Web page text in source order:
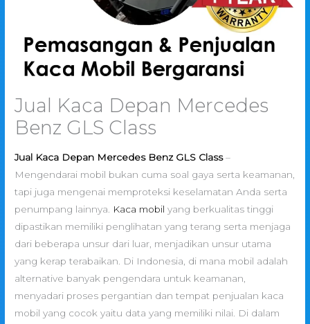
Jual Kaca Depan Mercedes
Benz GLS Class
Jual Kaca Depan Mercedes Benz GLS Class–
Mengendarai mobil bukan cuma soal gaya serta keamanan,
tapi juga mengenai memproteksi keselamatan Anda serta
penumpang lainnya.
Kaca mobil yang berkualitas tinggi
dipastikan memiliki penglihatan yang terang serta menjaga
dari beberapa unsur dari luar, menjadikan unsur utama
yang kerap terabaikan. Di Indonesia, di mana mobil adalah
alternative banyak pengendara untuk keamanan,
menyadari proses pergantian dan tempat penjualan kaca
mobil yang cocok yaitu data yang memiliki nilai. Di dalam